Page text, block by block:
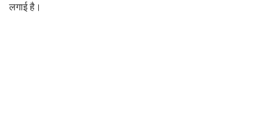
लगाई है।